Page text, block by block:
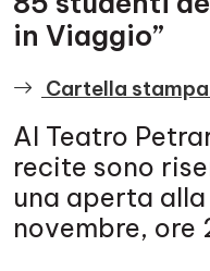
in Viaggio”
Cartella
Al Teatro
recite sono
una aperta
novembre, ore